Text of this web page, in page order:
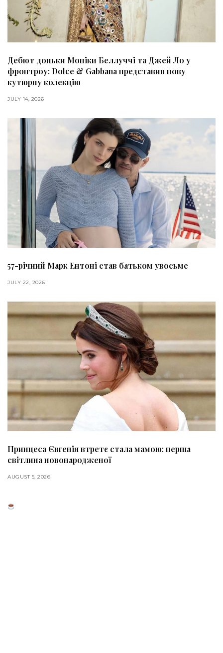
Дебют доньки Моніки Беллуччі та Джей Ло у
фронтроу: Dolce & Gabbana представив нову
кутюрну колекцію
JULY 14, 2026
57-річний Марк Ентоні став батьком увосьме
JULY 22, 2026
Принцеса Євгенія втретє стала мамою: перша
світлина новонародженої
AUGUST 5, 2026